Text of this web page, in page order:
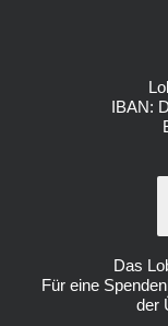
IBAN:
Das
Für eine
der